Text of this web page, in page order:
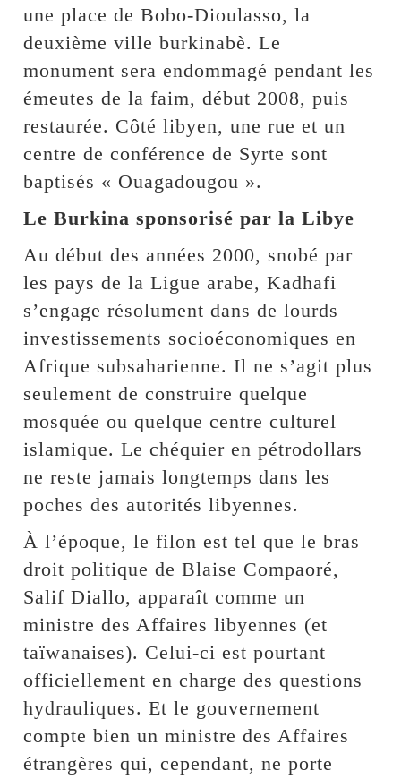
une place de Bobo-Dioulasso, la
deuxième ville burkinabè. Le
monument sera endommagé pendant les
émeutes de la faim, début 2008, puis
restaurée. Côté libyen, une rue et un
centre de conférence de Syrte sont
baptisés « Ouagadougou ».
Le Burkina sponsorisé par la Libye
Au début des années 2000, snobé par
les pays de la Ligue arabe, Kadhafi
s’engage résolument dans de lourds
investissements socioéconomiques en
Afrique subsaharienne. Il ne s’agit plus
seulement de construire quelque
mosquée ou quelque centre culturel
islamique. Le chéquier en pétrodollars
ne reste jamais longtemps dans les
poches des autorités libyennes.
À l’époque, le filon est tel que le bras
droit politique de Blaise Compaoré,
Salif Diallo, apparaît comme un
ministre des Affaires libyennes (et
taïwanaises). Celui-ci est pourtant
officiellement en charge des questions
hydrauliques. Et le gouvernement
compte bien un ministre des Affaires
étrangères qui, cependant, ne porte